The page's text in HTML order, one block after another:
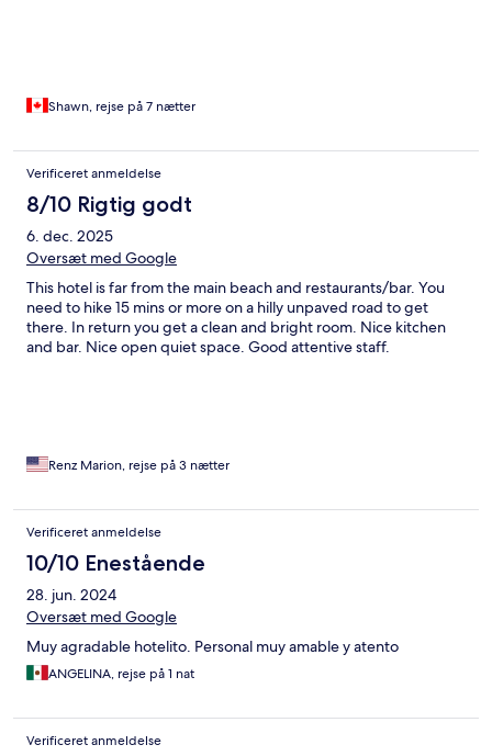
Shawn, rejse på 7 nætter
Verificeret anmeldelse
8/10 Rigtig godt
6. dec. 2025
Oversæt med Google
This hotel is far from the main beach and restaurants/bar. You
need to hike 15 mins or more on a hilly unpaved road to get
there. In return you get a clean and bright room. Nice kitchen
and bar. Nice open quiet space. Good attentive staff.
Renz Marion, rejse på 3 nætter
Verificeret anmeldelse
10/10 Enestående
28. jun. 2024
Oversæt med Google
Muy agradable hotelito. Personal muy amable y atento
ANGELINA, rejse på 1 nat
Verificeret anmeldelse